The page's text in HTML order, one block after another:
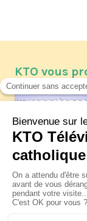
KTO vous